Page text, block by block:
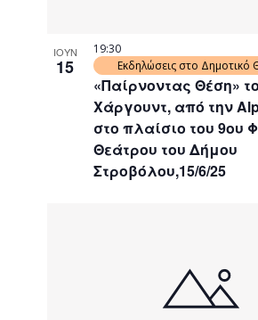
ΙΟΥΝ
15
«Παίρνοντας Θέση»
Χάργουντ, από την
στο πλαίσιο του 9ου
Θεάτρου του Δήμου
Στροβόλου,15/6/25
19:30
Εκδηλώσεις στο Δημοτικό